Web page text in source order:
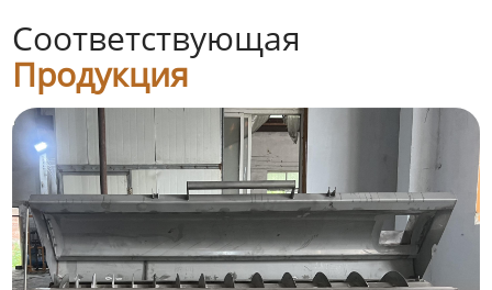
Соответствующая
Продукция